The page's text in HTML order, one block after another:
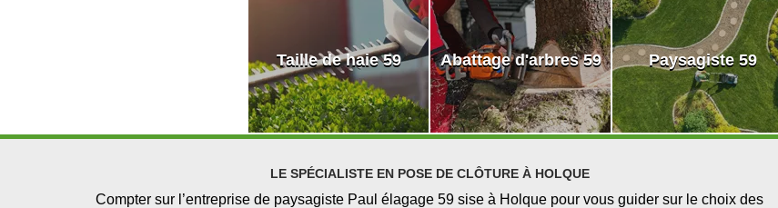
Taille de haie 59 Abattage d'arbres 59 Paysagiste 59
LE SPÉCIALISTE EN POSE DE CLÔTURE À HOLQUE
Compter sur l’entreprise de paysagiste Paul élagage 59 sise à Holque pour vous guider sur le choix des